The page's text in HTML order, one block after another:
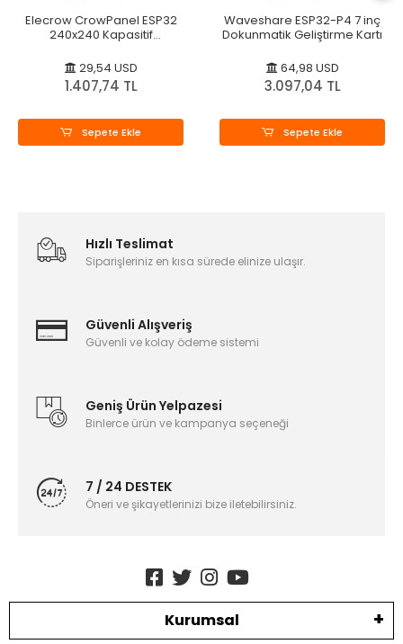
Elecrow CrowPanel ESP32
240x240 Kapasitif
29,54 USD
1.407,74 TL
Sepete Ekle
Waveshare ESP32-P4 7 inç
Dokunmatik Geliştirme Kartı
64,98 USD
3.097,04 TL
Sepete Ekle
Hızlı Teslimat
Siparişleriniz en kısa sürede elinize ulaşır.
Güvenli Alışveriş
Güvenli ve kolay ödeme sistemi
Geniş Ürün Yelpazesi
Binlerce ürün ve kampanya seçeneği
7 / 24 DESTEK
Öneri ve şikayetlerinizi bize iletebilirsiniz.
Kurumsal